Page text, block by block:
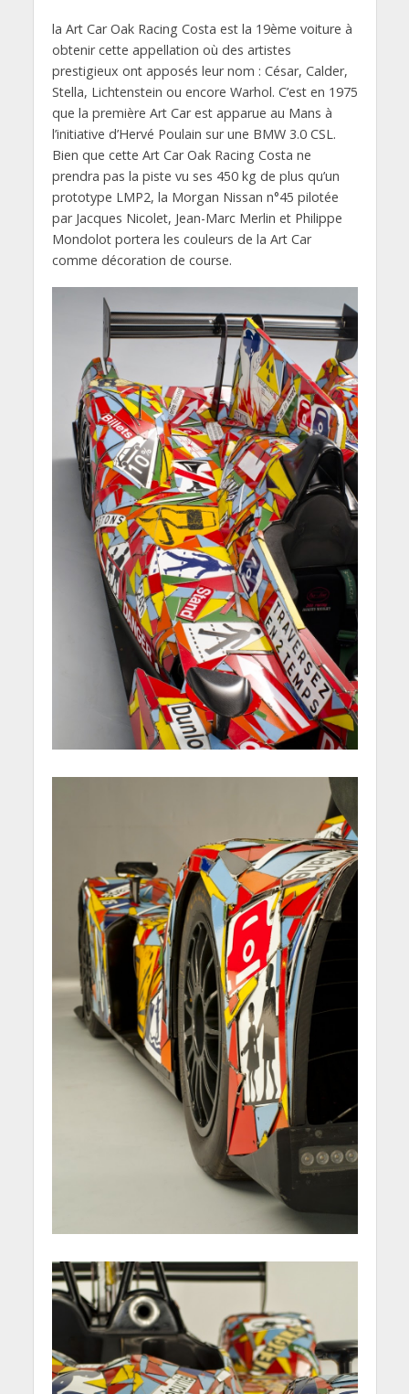
la Art Car Oak Racing Costa est la 19ème voiture à
obtenir cette appellation où des artistes
prestigieux ont apposés leur nom : César, Calder,
Stella, Lichtenstein ou encore Warhol. C’est en 1975
que la première Art Car est apparue au Mans à
l’initiative d’Hervé Poulain sur une BMW 3.0 CSL.
Bien que cette Art Car Oak Racing Costa ne
prendra pas la piste vu ses 450 kg de plus qu’un
prototype LMP2, la Morgan Nissan n°45 pilotée
par Jacques Nicolet, Jean-Marc Merlin et Philippe
Mondolot portera les couleurs de la Art Car
comme décoration de course.